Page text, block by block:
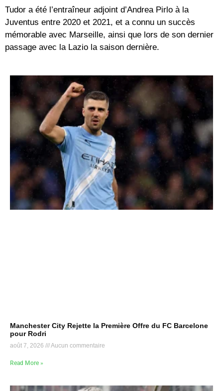
Tudor a été l’entraîneur adjoint d’Andrea Pirlo à la
Juventus entre 2020 et 2021, et a connu un succès
mémorable avec Marseille, ainsi que lors de son dernier
passage avec la Lazio la saison dernière.
Manchester City Rejette la Première Offre du FC Barcelone
pour Rodri
août 7, 2026 Aucun commentaire
Read More »